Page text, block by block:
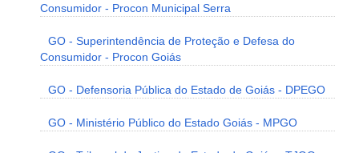
Consumidor - Procon Municipal Serra
GO - Superintendência de Proteção e Defesa do
Consumidor - Procon Goiás
GO - Defensoria Pública do Estado de Goiás - DPEGO
GO - Ministério Público do Estado Goiás - MPGO